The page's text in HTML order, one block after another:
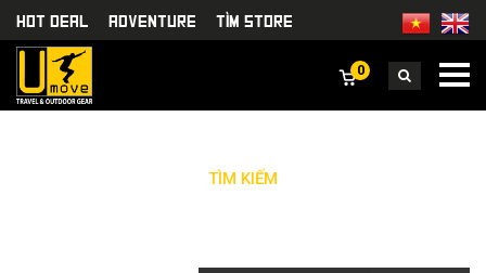
HOT DEAL Adventure TÌm Store
0
TÌM KIẾM